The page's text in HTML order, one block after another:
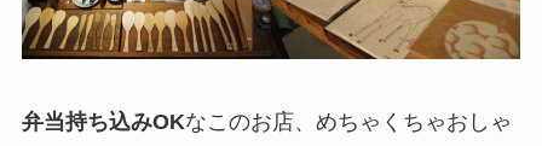
弁当持ち込みOKなこのお店、めちゃくちゃおしゃ